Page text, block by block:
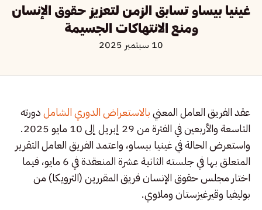
غينيا بيساو تسابق الزمن لتعزيز حقوق الإنسان
ومنع الانتهاكات الجسيمة
10 سبتمبر 2025
عقد الفريق العامل المعنيبالاستعراض الدوري الشاملدورته
التاسعة والأربعين في الفترة من 29 إبريل إلى 10 مايو 2025.
واستعرض الحالة في غينيا بيساو، واعتمد الفريق العامل التقرير
المتعلق بها في جلسته الثانية عشرة المنعقدة في 6 مايو، فيما
اختار مجلس حقوق الإنسان فريق المقررين (الترويكا) من
بوليفيا وقيرغيزستان وملاوي.